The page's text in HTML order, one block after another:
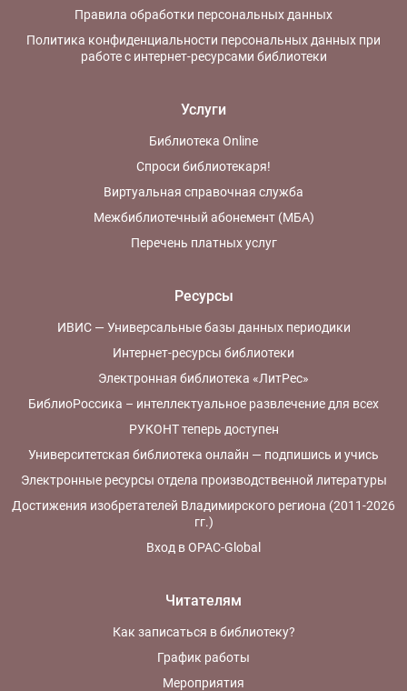
Правила обработки персональных данных
Политика конфиденциальности персональных данных при
работе с интернет-ресурсами библиотеки
Услуги
Библиотека Online
Спроси библиотекаря!
Виртуальная справочная служба
Межбиблиотечный абонемент (МБА)
Перечень платных услуг
Ресурсы
ИВИС — Универсальные базы данных периодики
Интернет-ресурсы библиотеки
Электронная библиотека «ЛитРес»
БиблиоРоссика – интеллектуальное развлечение для всех
РУКОНТ теперь доступен
Университетская библиотека онлайн — подпишись и учись
Электронные ресурсы отдела производственной литературы
Достижения изобретателей Владимирского региона (2011-2026
гг.)
Вход в OPAC-Global
Читателям
Как записаться в библиотеку?
График работы
Мероприятия